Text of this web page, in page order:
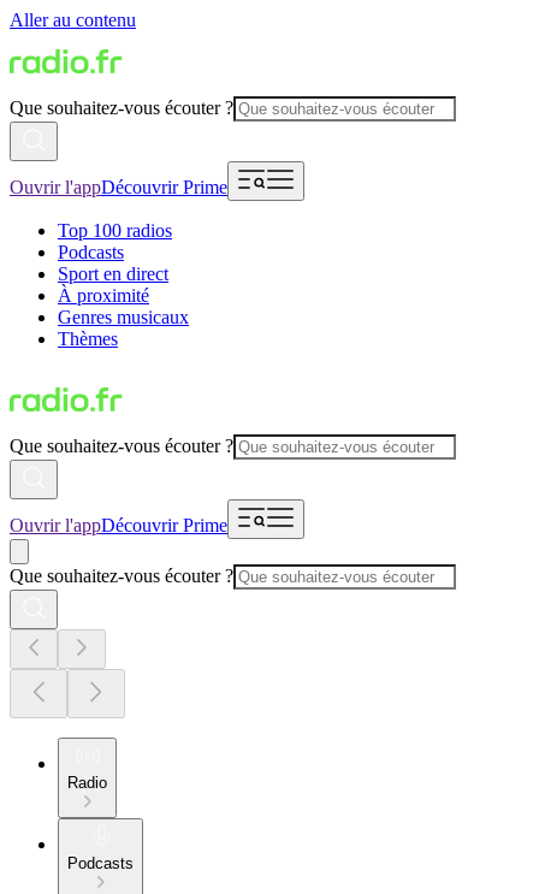
Aller au contenu
Que souhaitez-vous écouter ?
Ouvrir l'appDécouvrir Prime
Top 100 radios
Podcasts
Sport en direct
À proximité
Genres musicaux
Thèmes
Que souhaitez-vous écouter ?
Ouvrir l'appDécouvrir Prime
Que souhaitez-vous écouter ?
Radio
Podcasts